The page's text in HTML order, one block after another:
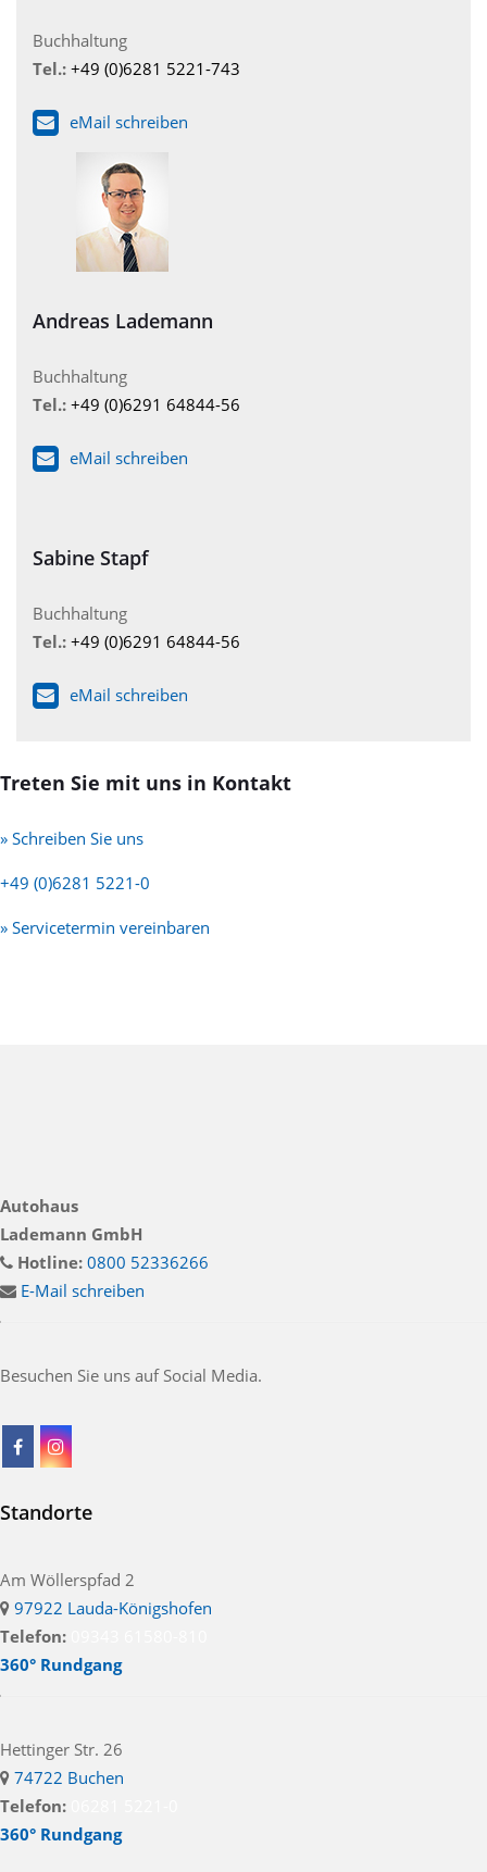
Buchhaltung
Tel.: +49 (0)6281 5221-743
eMail schreiben
Andreas Lademann
Buchhaltung
Tel.: +49 (0)6291 64844-56
eMail schreiben
Sabine Stapf
Buchhaltung
Tel.: +49 (0)6291 64844-56
eMail schreiben
Treten Sie mit uns in Kontakt
» Schreiben Sie uns
+49 (0)6281 5221-0
» Servicetermin vereinbaren
Autohaus
Lademann GmbH
Hotline: 0800 52336266
E-Mail schreiben
Besuchen Sie uns auf Social Media.
Standorte
Am Wöllerspfad 2
97922 Lauda-Königshofen
Telefon:
360° Rundgang
Hettinger Str. 26
74722 Buchen
Telefon:
360° Rundgang